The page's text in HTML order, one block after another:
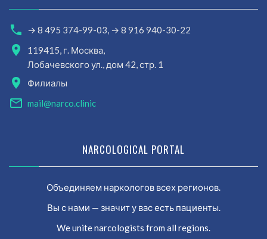
→ 8 495 374-99-03, → 8 916 940-30-22
119415, г. Москва,
Лобачевского ул., дом 42, стр. 1
Филиалы
mail@narco.clinic
NARCOLOGICAL PORTAL
Объединяем наркологов всех регионов.
Вы с нами — значит у вас есть пациенты.
We unite narcologists from all regions.